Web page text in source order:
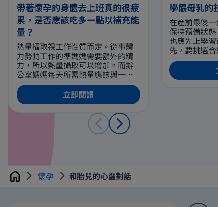
帶著懷孕的身體去上班真的很疲
累，是否應該吃多一點以補充能
量？
熱量攝取視工作性質而定。從事體
力勞動工作的準媽媽需要額外的精
力，所以熱量攝取可以增加。而辦
公室媽媽每天所需熱量應該與一般
孕婦無異。如果吃的分量多了，但
活動量卻不如以往，或會有過胖的
風險，過胖會增加患上妊娠糖尿的
風險。
立即閱讀
學餵母乳的
在產前最後
保持預備狀
也應先上學
先，要挑選
乳房。 餵母
要用手或枕
吃奶。同時
Home 懷孕 和胎兒的心靈對話